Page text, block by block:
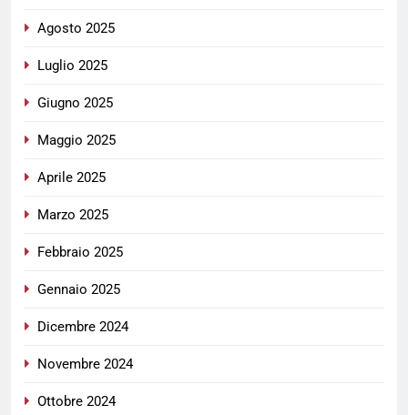
Agosto 2025
Luglio 2025
Giugno 2025
Maggio 2025
Aprile 2025
Marzo 2025
Febbraio 2025
Gennaio 2025
Dicembre 2024
Novembre 2024
Ottobre 2024